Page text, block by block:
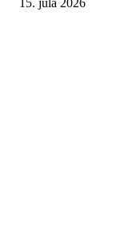
15. júla 2026